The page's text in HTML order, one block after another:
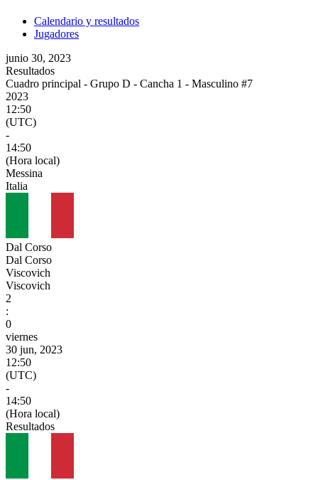
Calendario y resultados
Jugadores
junio 30, 2023
Resultados
Cuadro principal - Grupo D - Cancha 1 - Masculino #7
2023
12:50
(UTC)
-
14:50
(Hora local)
Messina
Italia
Dal Corso
Dal Corso
Viscovich
Viscovich
2
:
0
viernes
30 jun, 2023
12:50
(UTC)
-
14:50
(Hora local)
Resultados